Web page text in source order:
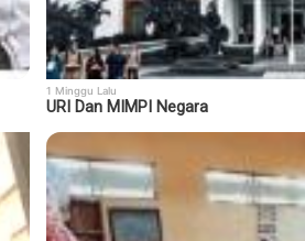
1 Minggu Lalu
URI Dan MIMPI Negara